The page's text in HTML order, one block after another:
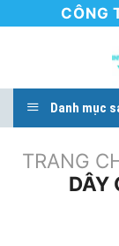
CÔNG
Danh mục
TRANG
DÂY